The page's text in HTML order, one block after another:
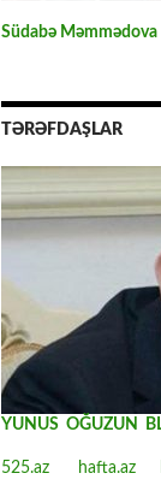
Südabə Məmmədova
TƏRƏFDAŞLAR
YUNUS OĞUZUN
525.az hafta.az